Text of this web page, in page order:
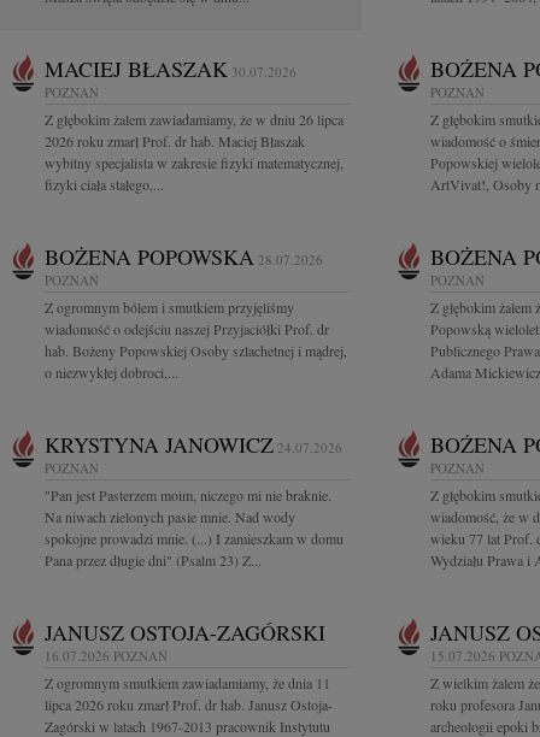
MACIEJ BŁASZAK 30.07.2026
POZNAŃ
Z głębokim żalem zawiadamiamy, że w dniu 26 lipca
2026 roku zmarł Prof. dr hab. Maciej Błaszak
wybitny specjalista w zakresie fizyki matematycznej,
fizyki ciała stałego,...
BOŻENA
POZNAŃ
Z głębokim
wiadomość o
Popowskiej
ArtVivat!, Osoby
BOŻENA POPOWSKA 28.07.2026
POZNAŃ
Z ogromnym bólem i smutkiem przyjęliśmy
wiadomość o odejściu naszej Przyjaciółki Prof. dr
hab. Bożeny Popowskiej Osoby szlachetnej i mądrej,
o niezwykłej dobroci,...
BOŻENA
POZNAŃ
Z głębokim żalem
Popowską
Publicznego
Adama
KRYSTYNA JANOWICZ 24.07.2026
POZNAŃ
"Pan jest Pasterzem moim, niczego mi nie braknie.
Na niwach zielonych pasie mnie. Nad wody
spokojne prowadzi mnie. (...) I zamieszkam w domu
Pana przez długie dni" (Psalm 23) Z...
BOŻENA
POZNAŃ
Z głębokim
wiadomość, że w
wieku 77 lat Prof.
Wydziału Prawa i
JANUSZ OSTOJA-ZAGÓRSKI
16.07.2026 POZNAŃ
Z ogromnym smutkiem zawiadamiamy, że dnia 11
lipca 2026 roku zmarł Prof. dr hab. Janusz Ostoja-
Zagórski w latach 1967-2013 pracownik Instytutu
JANUSZ
15.07.2026
Z wielkim żalem
roku profesora
archeologii epoki